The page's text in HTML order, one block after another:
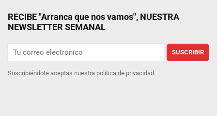
RECIBE "Arranca que nos vamos", NUESTRA
NEWSLETTER SEMANAL
SUSCRIBIR
Suscribiéndote aceptas nuestra política de privacidad